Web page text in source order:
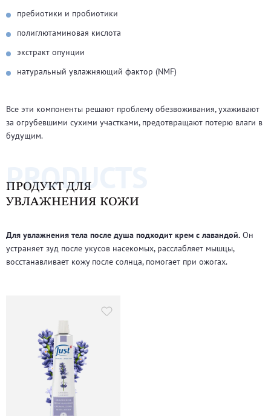
пребиотики и пробиотики
полиглютаминовая кислота
экстракт опунции
натуральный увлажняющий фактор (NMF)
Все эти компоненты решают проблему обезвоживания, ухаживают
за огрубевшими сухими участками, предотвращают потерю влаги в
будущим.
PRODUCTS
ПРОДУКТ ДЛЯ
УВЛАЖНЕНИЯ КОЖИ
Для увлажнения тела после душа подходит крем с лавандой. Он
устраняет зуд после укусов насекомых, расслабляет мышцы,
восстанавливает кожу после солнца, помогает при ожогах.